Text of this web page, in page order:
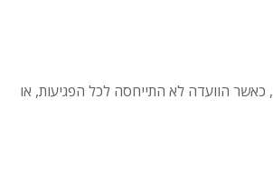
כאשר הוועדה לא התייחסה לכל הפגיעות, או